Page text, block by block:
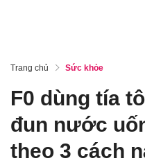
Trang chủ Sức khỏe
F0 dùng tía
đun nước
theo 3 cách